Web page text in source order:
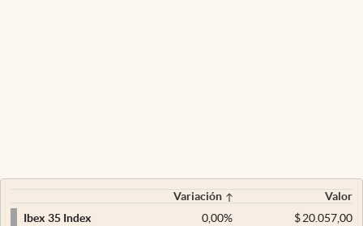
Variación
Valor
Ibex 35 Index
0,00% $20.057,00